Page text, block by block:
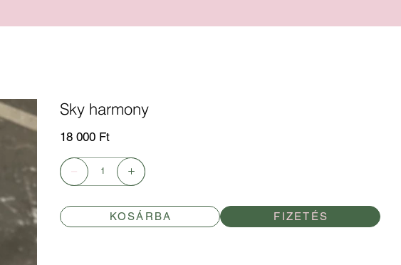
Sky harmony
18 000 Ft
KOSÁRBA FIZETÉS